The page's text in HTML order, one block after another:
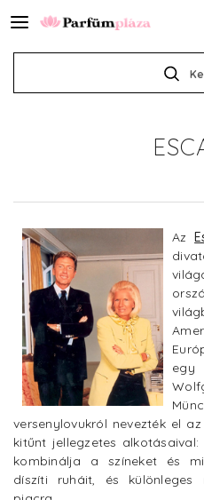
Az
egy
versenylovukról nevezték el
kitűnt jellegzetes
kombinálja a színeket és
díszíti ruháit, és